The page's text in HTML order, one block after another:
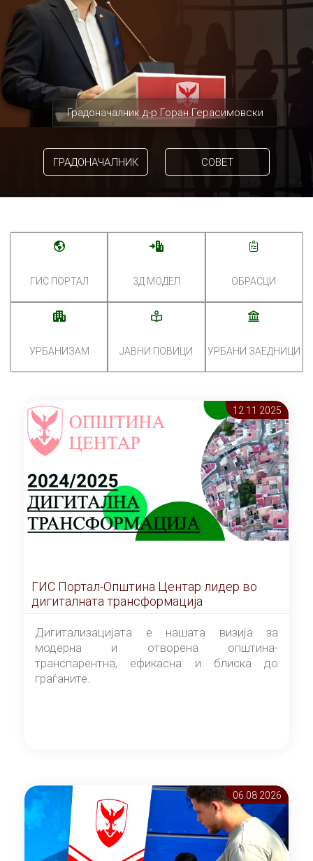
Градоначалник д-р Горан Герасимовски
ГРАДОНАЧАЛНИК СОВЕТ
ГИС ПОРТАЛ 3Д МОДЕЛ ОБРАСЦИ
УРБАНИЗАМ ЈАВНИ ПОВИЦИ УРБАНИ ЗАЕДНИЦИ
12.11 2025
ГИС Портал-Општина Центар лидер во
дигиталната трансформација
Дигитализацијата е нашата визија за
модерна и отворена општина-
транспарентна, ефикасна и блиска до
граѓаните.
06.08 2026